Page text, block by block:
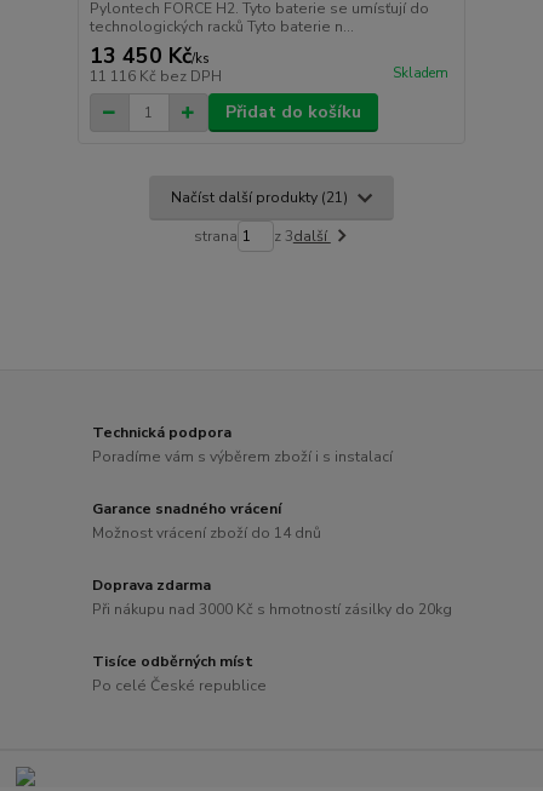
Pylontech FORCE H2. Tyto baterie se umísťují do
technologických racků Tyto baterie n...
13 450 Kč/ks
11 116 Kč bez DPH Skladem
Přidat do košíku
Načíst další produkty (21)
strana z 3další
Technická podpora
Poradíme vám s výběrem zboží i s instalací
Garance snadného vrácení
Možnost vrácení zboží do 14 dnů
Doprava zdarma
Při nákupu nad 3000 Kč s hmotností zásilky do 20kg
Tisíce odběrných míst
Po celé České republice